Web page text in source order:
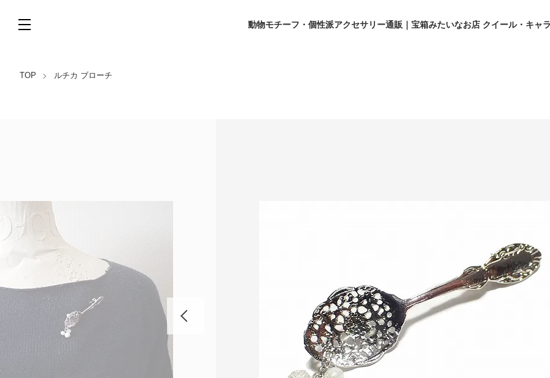
動物モチーフ・個性派アクセサリー通販｜宝箱みたいなお店 クイール・キャ
TOP ルチカ ブローチ